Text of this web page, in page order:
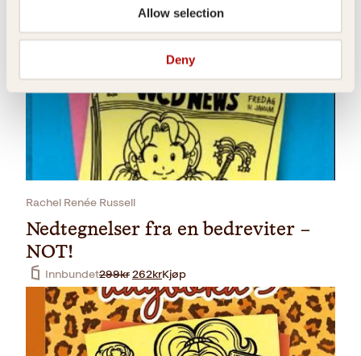
Allow selection
Deny
Pocket199krKjøp
Rachel Renée Russell
Nedtegnelser fra en bedreviter –
NOT!
Innbundet299krO
p
p
r
i
n
262krN
å
v
æ
r
e
Kjøp